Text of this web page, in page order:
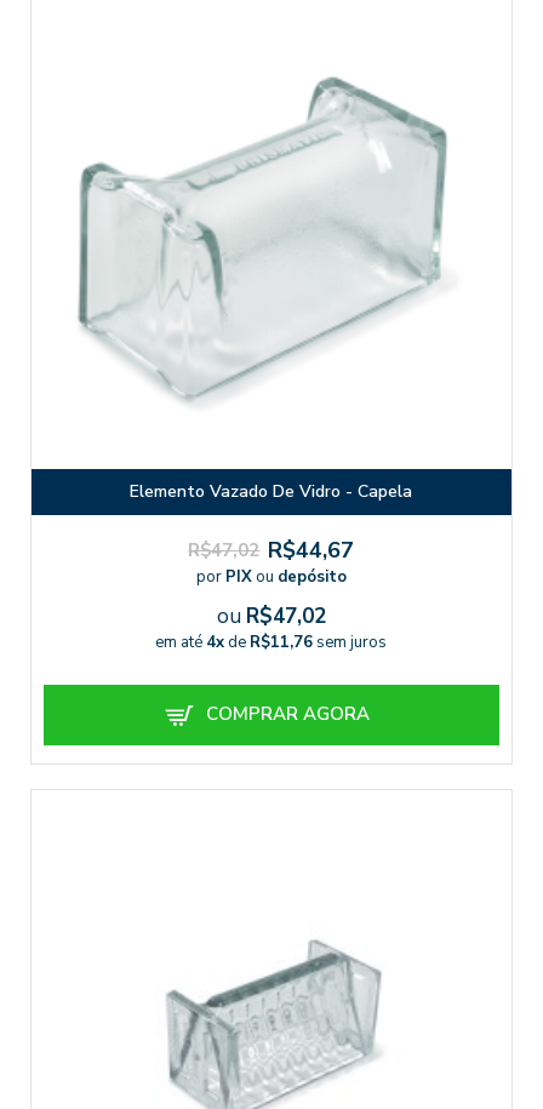
Elemento Vazado De Vidro - Capela
R$47,02 R$44,67
por PIXou depósito
ou R$47,02
em até 4xde R$11,76 sem juros
COMPRAR AGORA